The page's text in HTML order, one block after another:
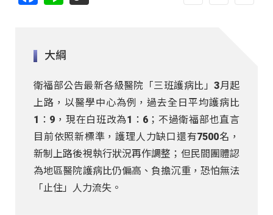
大綱
衛福部公告最新各級醫院「三班護病比」3月起
上路，以醫學中心為例，過去全日平均護病比
1：9，現在白班改為1：6；不過衛福部也直言
目前依照新標準，護理人力缺口還有7500名，
新制上路後視執行狀況再作調整；但民間團體認
為地區醫院護病比仍偏高、負擔沉重，恐怕無法
「止住」人力流失。